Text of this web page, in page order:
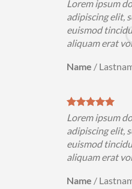
Lorem ipsum
adipiscing elit,
euismod
aliquam erat
Name /
Lorem ipsum
adipiscing elit,
euismod
aliquam erat
Name /